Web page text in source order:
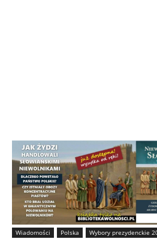
Wiadomości Polska Wybory prezydenckie